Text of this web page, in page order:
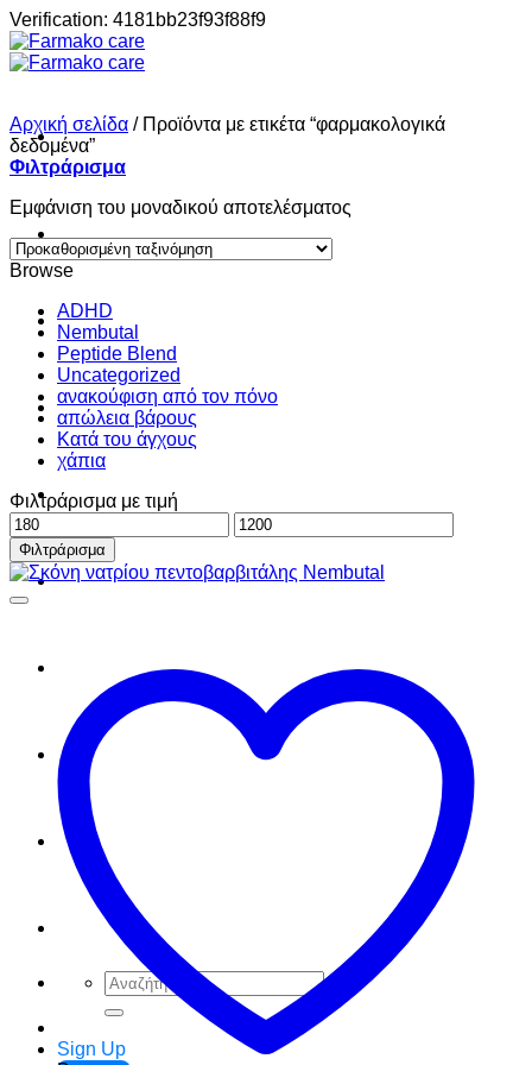
Verification: 4181bb23f93f88f9Μετάβαση
Σπίτι
Shop
About
Contact
FAQ
Cart
Ελληνικά
English
Αναζήτηση
για:
Sign Up
Αρχική σελίδα /Προϊόντα με ετικέτα “φαρμακολογικά
δεδομένα”
Φιλτράρισμα
Εμφάνιση του μοναδικού αποτελέσματος
Browse
ADHD
Nembutal
Peptide Blend
Uncategorized
ανακούφιση από τον πόνο
απώλεια βάρους
Κατά του άγχους
χάπια
Φιλτράρισμα με τιμή
Ελάχιστη
τιμή
Μέγιστη
τιμή
Φιλτράρισμα